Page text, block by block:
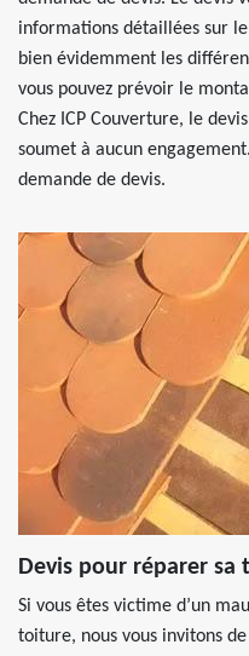
informations détaillées sur
bien évidemment les
vous pouvez prévoir le
Chez ICP Couverture, le
soumet à aucun
demande de devis.
Devis pour réparer sa
Si vous êtes victime d’un
toiture, nous vous invitons